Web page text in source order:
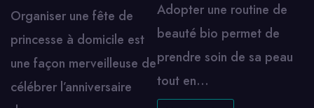
Organiser une fête de
princesse à domicile est
une façon merveilleuse de
célébrer l’anniversaire
Adopter une routine de
beauté bio permet de
prendre soin de sa peau
tout en…